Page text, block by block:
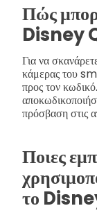
Πώς
Disney
Για να
κάμερας του
προς τον
πρόσβαση στις
Ποιες
το